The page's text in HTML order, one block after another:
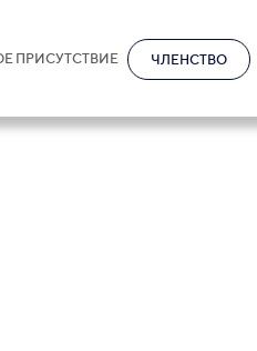
ПРИСУТСТВИЕ ЧЛЕНСТВО